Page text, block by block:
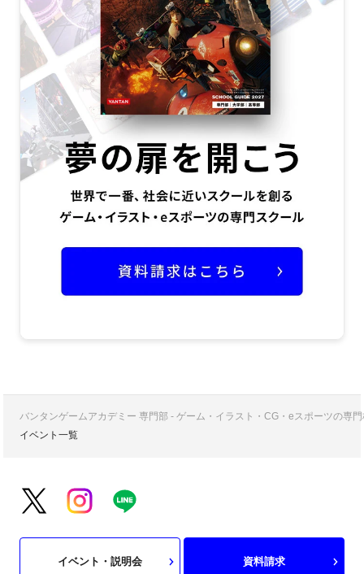
バンタンゲームアカデミー 専門部 - ゲーム・イラスト・CG・eスポーツの専
イベント一覧
イベント・説明会 資料請求